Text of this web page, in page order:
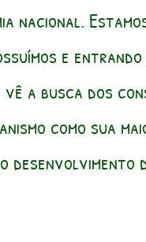
nacional.
e
a busca dos
como sua